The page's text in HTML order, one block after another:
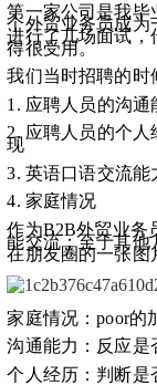
第一家公司是我毕
个外贸业务员成为
进行了几场面试，
得很受用。
我们当时招聘的时
1. 应聘人员的沟通
2. 应聘人员的个人
现
3. 英语口语交流能
4. 家庭情况
作为B2B外贸业务
能交流；至于其他
在朋友圈的一张图
家庭情况：poor的
沟通能力：反应是
个人经历：判断是